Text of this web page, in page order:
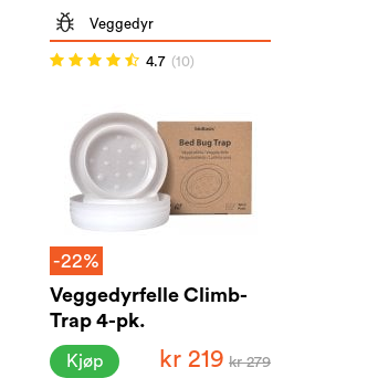
Veggedyr
4.7 (10)
-22%
Veggedyrfelle Climb-
Trap 4-pk.
kr 219 kr 279
Kjøp